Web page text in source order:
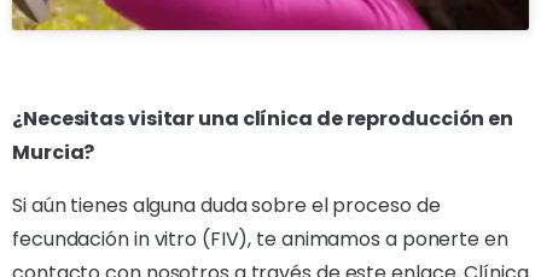
¿Necesitas visitar una clínica de reproducción en
Murcia?
Si aún tienes alguna duda sobre el proceso de
fecundación in vitro (FIV), te animamos a ponerte en